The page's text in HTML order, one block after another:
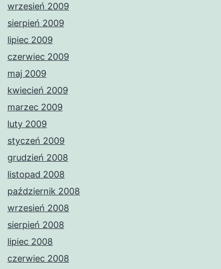
wrzesień 2009
sierpień 2009
lipiec 2009
czerwiec 2009
maj 2009
kwiecień 2009
marzec 2009
luty 2009
styczeń 2009
grudzień 2008
listopad 2008
październik 2008
wrzesień 2008
sierpień 2008
lipiec 2008
czerwiec 2008